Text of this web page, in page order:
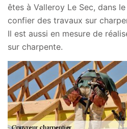
êtes à Valleroy Le Sec, dans
confier des travaux sur
Il est aussi en mesure de
sur charpente.